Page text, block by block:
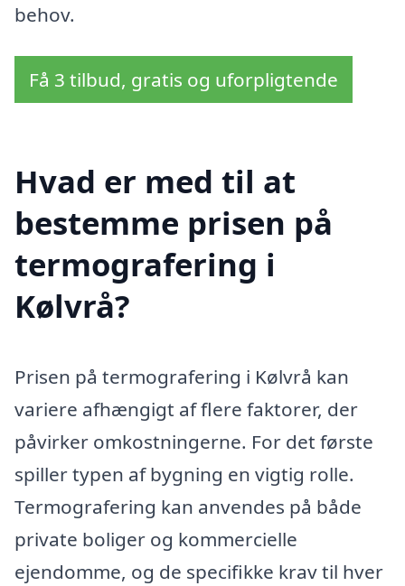
behov.
Få 3 tilbud, gratis og uforpligtende
Hvad er med til at
bestemme prisen på
termografering i
Kølvrå?
Prisen på termografering i Kølvrå kan
variere afhængigt af flere faktorer, der
påvirker omkostningerne. For det første
spiller typen af bygning en vigtig rolle.
Termografering kan anvendes på både
private boliger og kommercielle
ejendomme, og de specifikke krav til hver